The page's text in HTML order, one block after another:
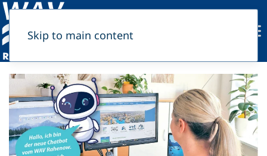
Skip to main content